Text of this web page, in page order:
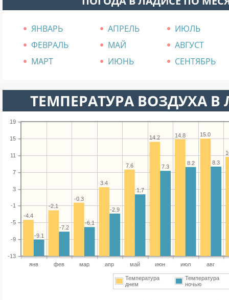
ЯНВАРЬ АПРЕЛЬ
ИЮЛЬ
ФЕВРАЛЬ
МАЙ
АВГУСТ
МАРТ
ИЮНЬ СЕНТЯБРЬ
ТЕМПЕРАТУРА ВОЗДУХА В
янв фев мар апр май июн июл авг
-13
-9
-5
-1
3
7
11
15
19
15.0
14.8
14.2
7.6
3.4
-0.3
-2.1
-4.4
8.3
8.2
7.3
1.7
-2.9
-6.1
-7.2
-9.1
Температура
днем
Температура
ночью